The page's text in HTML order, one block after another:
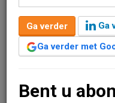
Ramon Holle
28
8 jaar geleden
Recent publiceerde
VJ een lijst van
Ga verder
Ga
Ga verder met
Bent u